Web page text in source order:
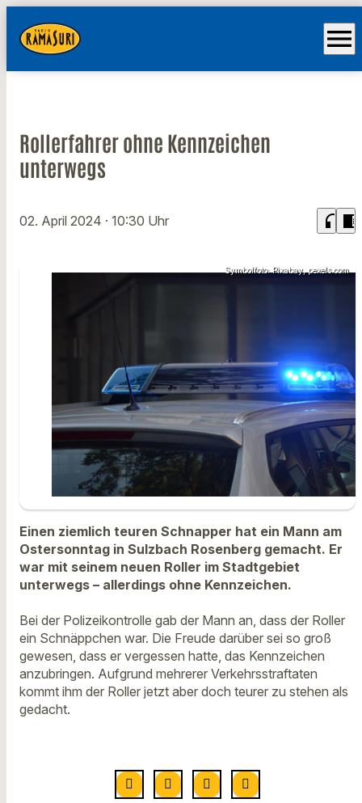
menu
Rollerfahrer ohne Kennzeichen
unterwegs
02. April 2024 · 10:30 Uhr headphones chrome_reader_mode
Symbolfoto: Pixabay, pexels.com
Einen ziemlich teuren Schnapper hat ein Mann am
Ostersonntag in Sulzbach Rosenberg gemacht. Er
war mit seinem neuen Roller im Stadtgebiet
unterwegs – allerdings ohne Kennzeichen.
Bei der Polizeikontrolle gab der Mann an, dass der Roller
ein Schnäppchen war. Die Freude darüber sei so groß
gewesen, dass er vergessen hatte, das Kennzeichen
anzubringen. Aufgrund mehrerer Verkehrsstraftaten
kommt ihm der Roller jetzt aber doch teurer zu stehen als
gedacht.